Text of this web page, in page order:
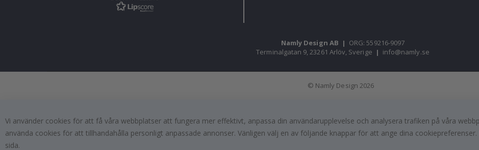
Namly Design AB | ORG: 559216-9097
Terminalgatan 9, 23261 Arlöv, Sverige | info@namly.se
© Namly Design 2026
Vi använder cookies för att få våra webbplatser att fungera mer effektivt, anpassa din användarupplevelse och analysera trafiken på våra
använda cookies för att tillhandahålla personligt anpassade annonser. Vänligen välj en av följande knappar för att ange dina
sida.